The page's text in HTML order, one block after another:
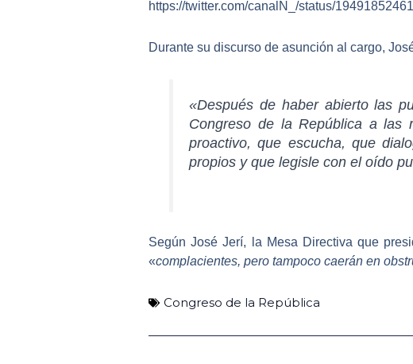
https://twitter.com/canalN_/status/
Durante su discurso de asunción al cargo,
«Después de haber abierto las
Congreso de la República a las
proactivo, que escucha, que
propios y que legisle con el oído
SegúnJosé Jerí, la Mesa Directiva que
«complacientes, pero tampoco caerán en
Congreso de la República